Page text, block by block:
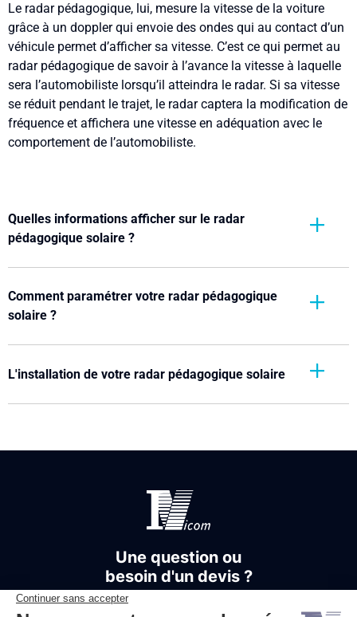
Le radar pédagogique, lui, mesure la vitesse de la voiture
grâce à un doppler qui envoie des ondes qui au contact d’un
véhicule permet d’afficher sa vitesse. C’est ce qui permet au
radar pédagogique de savoir à l’avance la vitesse à laquelle
sera l’automobiliste lorsqu’il atteindra le radar. Si sa vitesse
se réduit pendant le trajet, le radar captera la modification de
fréquence et affichera une vitesse en adéquation avec le
comportement de l’automobiliste.
Quelles informations afficher sur le radar
pédagogique solaire ?
Comment paramétrer votre radar pédagogique
solaire ?
L'installation de votre radar pédagogique solaire
Une question ou
besoin d'un devis ?